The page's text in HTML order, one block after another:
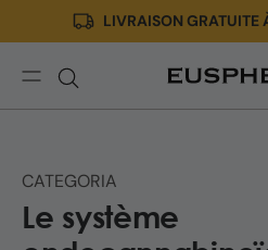
Ignorer
et passer
au
contenu
LIVRAISON
et
fonctionnement.
CATEGORIA
Le système